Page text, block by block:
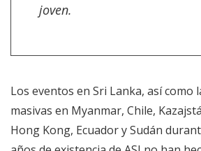
joven.
Los eventos en Sri Lanka, así como
masivas en Myanmar, Chile,
Hong Kong, Ecuador y Sudán